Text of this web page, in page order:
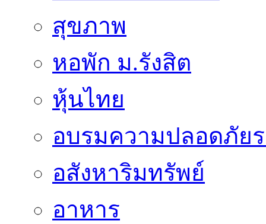
สุขภาพ
หอพัก ม.รังสิต
หุ้นไทย
อบรมความปลอดภัย
อสังหาริมทรัพย์
อาหาร